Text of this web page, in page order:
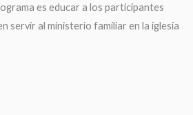
es educar a los participantes
servir al ministerio familiar en la iglesia